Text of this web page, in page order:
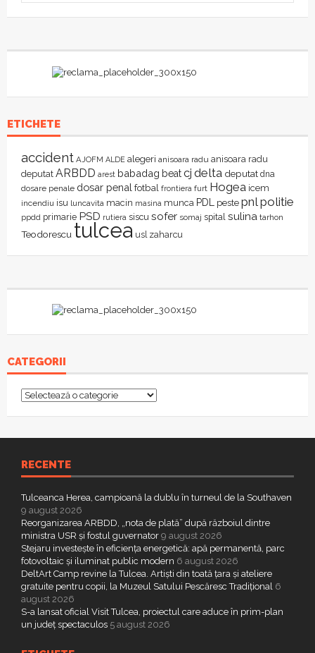
ETICHETE
accident AJOFM ALDE alegeri anisoara radu anisoara radu
deputat ARBDD arest babadag beatcj delta deputat dna
dosare penale dosar penal fotbal frontiera furt Hogea icem
incendiu isu luncavita macin masina munca PDL peste pnl politie
ppdd primarie PSD rutiera siscu sofer somaj spital sulina tarhon
Teodorescu tulcea usl zaharcu
CATEGORII
Categorii
RECENTE
Tulceanca Herea, campioană la dublu în turneul de la Southaven
9 august 2026
Reorganizarea ARBDD, „nota de plată” după războiul dintre
ministra USR și fostul guvernator 9 august 2026
Stejaru investește în eficiența energetică: apă permanentă, parc
fotovoltaic și iluminat public modern 6 august 2026
DeltArt Camp revine la Tulcea. Artiști din toată țara și ateliere
gratuite pentru copii, la Muzeul Satului Pescăresc Tradițional 6
august 2026
S-a lansat oficial Visit Tulcea, proiectul care aduce în prim-plan
un județ spectaculos 5 august 2026